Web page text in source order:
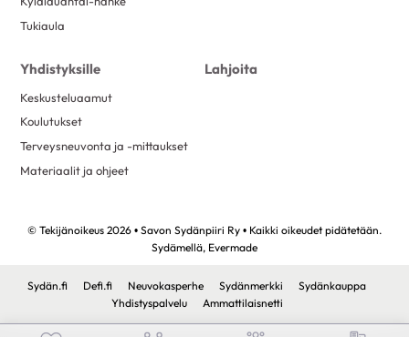
Tukiaula
Yhdistyksille
Keskusteluaamut
Koulutukset
Terveysneuvonta ja -mittaukset
Materiaalit ja ohjeet
Lahjoita
© Tekijänoikeus 2026 • Savon Sydänpiiri Ry • Kaikki oikeudet pidätetään.
Sydämellä, Evermade
Sydän.fi Defi.fi Neuvokasperhe Sydänmerkki
Sydänkauppa
Yhdistyspalvelu
Ammattilaisnetti